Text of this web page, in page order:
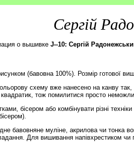
Сергій
о вышивке J--10: Сергій
(бавовна 100%). Розмір готової
схему вже нанесено на канву
тож помилитися просто
бісером або комбінувати різні
бавовняне муліне, акрилова чи тонка
Для вишивання напівхрестиком